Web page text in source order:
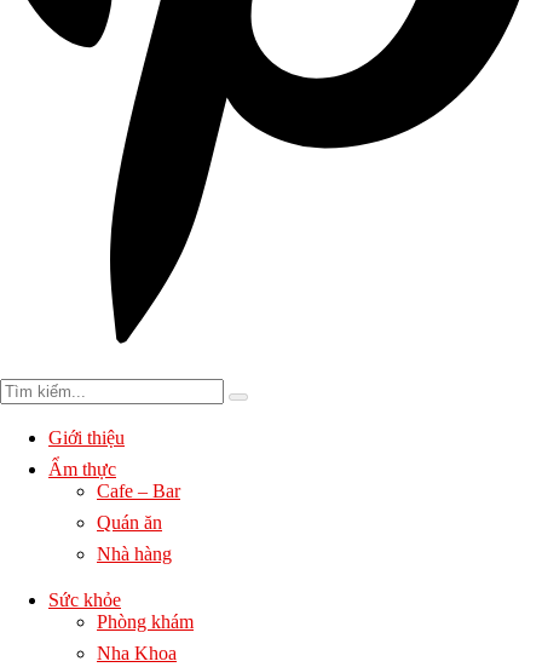
Giới thiệu
Ẩm thực
Cafe – Bar
Quán ăn
Nhà hàng
Sức khỏe
Phòng khám
Nha Khoa